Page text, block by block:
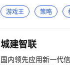
游戏王 策略
城建智联
国内领先应用新一代